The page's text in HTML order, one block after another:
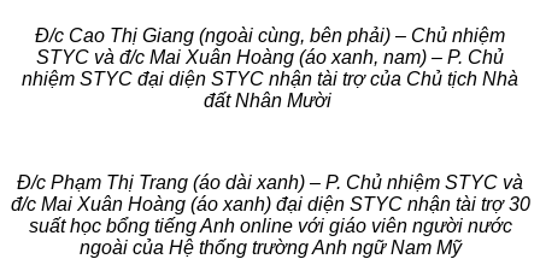
Đ/c Cao Thị Giang (ngoài cùng, bên phải) – Chủ nhiệm
STYC và đ/c Mai Xuân Hoàng (áo xanh, nam) – P. Chủ
nhiệm STYC đại diện STYC nhận tài trợ của Chủ tịch Nhà
đất Nhân Mười
Đ/c Phạm Thị Trang (áo dài xanh) – P. Chủ nhiệm STYC và
đ/c Mai Xuân Hoàng (áo xanh) đại diện STYC nhận tài trợ 30
suất học bổng tiếng Anh online với giáo viên người nước
ngoài của Hệ thống trường Anh ngữ Nam Mỹ